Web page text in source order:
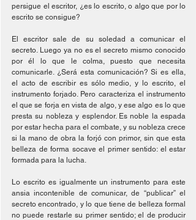
persigue el escritor, ¿es lo escrito, o algo que por lo
escrito se consigue?
El escritor sale de su soledad a comunicar el
secreto. Luego ya no es el secreto mismo conocido
por él lo que le colma, puesto que necesita
comunicarle. ¿Será esta comunicación? Si es ella,
el acto de escribir es sólo medio, y lo escrito, el
instrumento forjado. Pero caracteriza el instrumento
el que se forja en vista de algo, y ese algo es lo que
presta su nobleza y esplendor. Es noble la espada
por estar hecha para el combate, y su nobleza crece
si la mano de obra la forjó con primor, sin que esta
belleza de forma socave el primer sentido: el estar
formada para la lucha.
Lo escrito es igualmente un instrumento para este
ansia incontenible de comunicar, de “publicar” el
secreto encontrado, y lo que tiene de belleza formal
no puede restarle su primer sentido; el de producir